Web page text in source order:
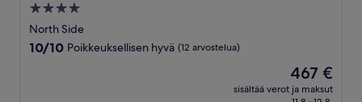
4.0
tähden
majoituspaikka
North Side
10.0
10/10 Poikkeuksellisen hyvä (12 arvostelua)
Hinta
on
467 €
467 €
sisältää verot ja maksut